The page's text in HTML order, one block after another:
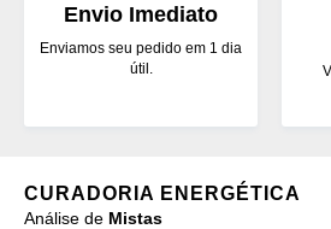
Envio Imediato
Enviamos seu pedido em 1 dia
útil.
CURADORIA ENERGÉTICA
Análise de Mistas